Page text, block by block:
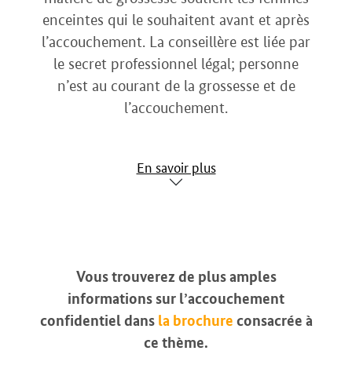
enceintes qui le souhaitent avant et après
l’accouchement. La conseillère est liée par
le secret professionnel légal; personne
n’est au courant de la grossesse et de
l’accouchement.
En savoir plus
Vous trouverez de plus amples
informations sur l’accouchement
confidentiel dans la brochure consacrée à
ce thème.